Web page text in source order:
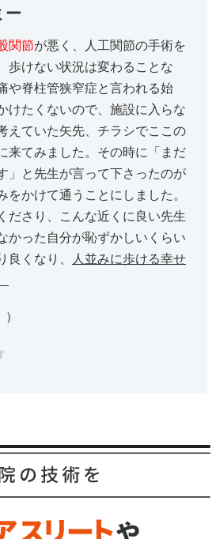
関節が悪く、人工関節の手術を
歩けない状況は変わることな
や脊柱管狭窄症と言われる始
けたくないので、施設に入らな
えていた矢先、チラシでここの
来てみました。その時に「まだ
」と先生が言って下さったのが
をかけて通うことにしました。
ださり、こんな近くに良い先生
かった自分が恥ずかしいくらい
良くなり、
人並みに歩ける幸せ